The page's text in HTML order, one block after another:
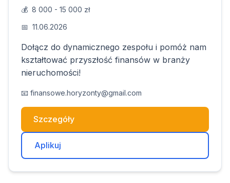
💰 8 000 - 15 000 zł
📅 11.06.2026
Dołącz do dynamicznego zespołu i pomóż nam
kształtować przyszłość finansów w branży
nieruchomości!
📧 finansowe.horyzonty@gmail.com
Szczegóły
Aplikuj